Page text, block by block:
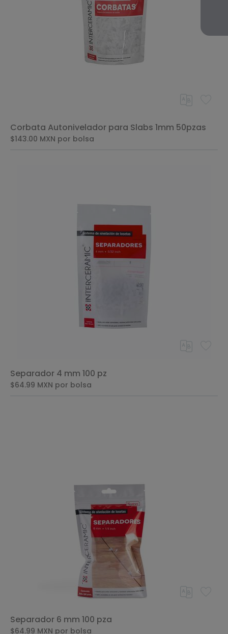
Corbata Autonivelador para Slabs 1mm 50pzas
$143.00 MXN por bolsa
Separador 4 mm 100 pz
$64.99 MXN por bolsa
Separador 6 mm 100 pza
$64.99 MXN por bolsa